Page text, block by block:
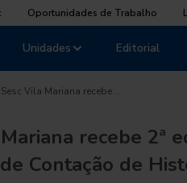
Oportunidades de Trabalho
Unidades Editorial
Sesc Vila Mariana recebe …
recebe 2ª
Contação de